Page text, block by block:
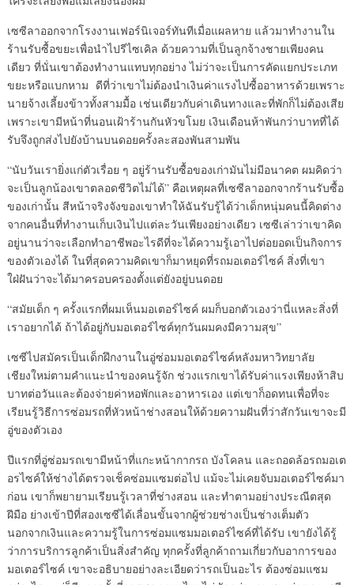
เซซีลาออกจากโรงงานเฟอร์นิเจอร์ทันทีเมื่อแผลหาย แล้วมาทำงานใน
ร้านรับซื้อขยะเพื่อนำไปรีไซเคิล ด้วยความที่เป็นลูกจ้างชายเพียงคน
เดียว ที่นั่นเขาต้องทำงานแทบทุกอย่าง ไม่ว่าจะเป็นการคัดแยกประเภท
ขยะหรือแบกหาม ดีที่ว่าเขาไม่ต้องนำเงินค่าแรงไปซื้ออาหารด้วยเพราะ
นายจ้างเลี้ยงข้าวทั้งสามมื้อ เช่นเดียวกับค่าเดินทางและที่พักก็ไม่ต้องเสีย
เพราะเขามีหน้าที่นอนเฝ้าร้านกันหัวขโมย เงินเดือนห้าพันกว่าบาทที่ได้
รับจึงถูกส่งไปยังบ้านบนดอยครั้งละสองพันสามพัน
“นับวันเรายิ่งแก่ตัวเรื่อย ๆ อยู่ร้านรับซื้อของเก่ามันไม่มีอนาคต ผมคิดว่า
จะเป็นลูกน้องเขาตลอดชีวิตไม่ได้” คือเหตุผลที่เซซีลาออกจากร้านรับซื้อ
ของเก่านั้น สีหน้าจริงจังของเขาทำให้ฉันรับรู้ได้ว่าเด็กหนุ่มคนนี้คิดต่าง
จากคนอื่นที่ทำงานเก็บเงินไปแต่ละวันเพียงอย่างเดียว เซซีเล่าว่าเขาคิด
อยู่นานว่าจะเลือกทำอาชีพอะไรดีที่จะได้ความรู้เอาไปต่อยอดเป็นกิจการ
ของตัวเองได้ ในที่สุดความคิดเขาก็มาหยุดที่รถมอเตอร์ไซค์ สิ่งที่เขา
ใฝ่ฝันว่าจะได้มาครอบครองตั้งแต่ยังอยู่บนดอย
“สมัยเด็ก ๆ ครั้งแรกที่ผมเห็นมอเตอร์ไซค์ ผมก็บอกตัวเองว่านี่แหละสิ่งที่
เราอยากได้ ถ้าได้อยู่กับมอเตอร์ไซค์ทุกวันผมคงมีความสุข”
เซซีไปสมัครเป็นเด็กฝึกงานในอู่ซ่อมมอเตอร์ไซค์หลังมหาวิทยาลัย
เชียงใหม่ตามคำแนะนำของคนรู้จัก ช่วงแรกเขาได้รับค่าแรงเพียงห้าสิบ
บาทต่อวันและต้องจ่ายค่าหอพักและอาหารเอง แต่เขาก็อดทนเพื่อที่จะ
เรียนรู้วิธีการซ่อมรถที่หัวหน้าช่างสอนให้ด้วยความฝันที่ว่าสักวันเขาจะมี
อู่ของตัวเอง
ปีแรกที่อู่ซ่อมรถเขามีหน้าที่แกะหน้ากากรถ บังโคลน และถอดล้อรถมอเต
อรไซค์ให้ช่างได้ตรวจเช็คซ่อมแซมต่อไป แม้จะไม่เคยจับมอเตอร์ไซค์มา
ก่อน เขาก็พยายามเรียนรู้เวลาที่ช่างสอน และทำตามอย่างประณีตสุด
ฝีมือ ย่างเข้าปีที่สองเซซีได้เลื่อนขั้นจากผู้ช่วยช่างเป็นช่างเต็มตัว
นอกจากเงินและความรู้ในการซ่อมแซมมอเตอร์ไซค์ที่ได้รับ เขายังได้รู้
ว่าการบริการลูกค้าเป็นสิ่งสำคัญ ทุกครั้งที่ลูกค้าถามเกี่ยวกับอาการของ
มอเตอร์ไซค์ เขาจะอธิบายอย่างละเอียดว่ารถเป็นอะไร ต้องซ่อมแซม